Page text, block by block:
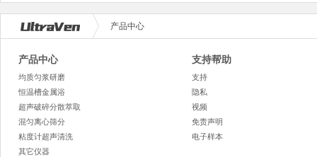
产品中心
产品中心
均质匀浆研磨
恒温槽金属浴
超声破碎分散萃取
混匀离心筛分
粘度计超声清洗
其它仪器
支持帮助
支持
隐私
视频
免责声明
电子样本